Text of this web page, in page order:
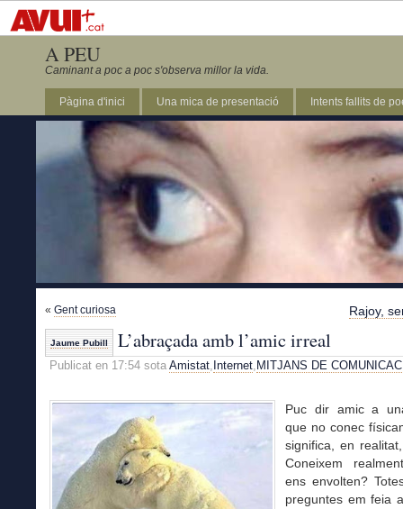
A PEU
Caminant a poc a poc s'observa millor la vida.
Pàgina d'inici Una mica de presentació Intents fallits de
« Gent curiosa Rajoy,
Jaume Pubill L’abraçada amb l’amic irreal
Publicat en 17:54 sota Amistat, Internet, MITJANS DE
Puc dir amic a
que no conec
significa, en
Coneixem
ens envolten?
preguntes em feia